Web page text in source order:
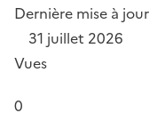
Dernière mise à jour
31 juillet 2026
Vues
0